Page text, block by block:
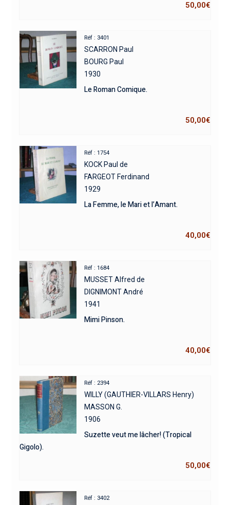
50,00€
Réf : 3401
SCARRON Paul
BOURG Paul
1930
Le Roman Comique.
50,00€
Réf : 1754
KOCK Paul de
FARGEOT Ferdinand
1929
La Femme, le Mari et l’Amant.
40,00€
Réf : 1684
MUSSET Alfred de
DIGNIMONT André
1941
Mimi Pinson.
40,00€
Réf : 2394
WILLY (GAUTHIER-VILLARS Henry)
MASSON G.
1906
Suzette veut me lâcher! (Tropical
Gigolo).
50,00€
Réf : 3402